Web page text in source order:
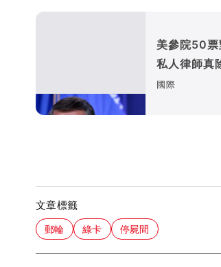
美參院50
私人律師真
國際
文章標籤
郵輪 綠卡 停屍間